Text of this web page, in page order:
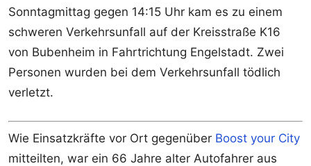
Sonntagmittag gegen 14:15 Uhr kam es zu einem
schweren Verkehrsunfall auf der Kreisstraße K16
von Bubenheim in Fahrtrichtung Engelstadt. Zwei
Personen wurden bei dem Verkehrsunfall tödlich
verletzt.
Wie Einsatzkräfte vor Ort gegenüber Boost your City
mitteilten, war ein 66 Jahre alter Autofahrer aus